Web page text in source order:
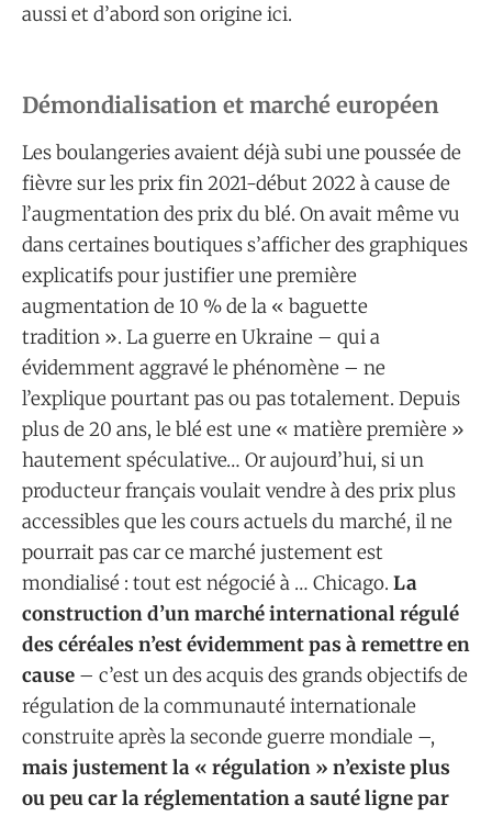
aussi et d’abord son origine ici.
Démondialisation et marché européen
Les boulangeries avaient déjà subi une poussée de
fièvre sur les prix fin 2021-début 2022 à cause de
l’augmentation des prix du blé. On avait même vu
dans certaines boutiques s’afficher des graphiques
explicatifs pour justifier une première
augmentation de 10 % de la « baguette
tradition ». La guerre en Ukraine – qui a
évidemment aggravé le phénomène – ne
l’explique pourtant pas ou pas totalement. Depuis
plus de 20 ans, le blé est une « matière première »
hautement spéculative… Or aujourd’hui, si un
producteur français voulait vendre à des prix plus
accessibles que les cours actuels du marché, il ne
pourrait pas car ce marché justement est
mondialisé : tout est négocié à … Chicago. La
construction d’un marché international régulé
des céréales n’est évidemment pas à remettre en
cause – c’est un des acquis des grands objectifs de
régulation de la communauté internationale
construite après la seconde guerre mondiale –,
mais justement la « régulation » n’existe plus
ou peu car la réglementation a sauté ligne par